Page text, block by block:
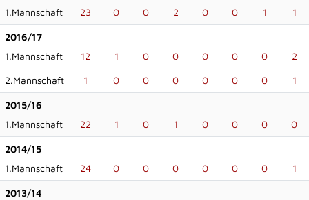
1.Mannschaft
23 0 0 2 0 0 1 1
2016/17
1.Mannschaft
12 1 0 0 0 0 0 2
2.Mannschaft 1 0 0 0 0 0 0 1
2015/16
1.Mannschaft
22 1 0 1 0 0 0 0
2014/15
1.Mannschaft
24 0 0 0 0 0 0 1
2013/14